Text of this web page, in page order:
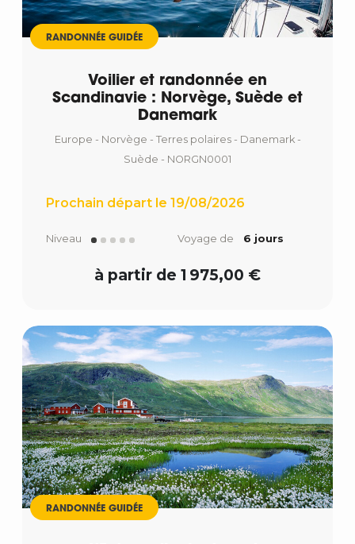
RANDONNÉE GUIDÉE
Voilier et randonnée en
Scandinavie : Norvège, Suède et
Danemark
Europe - Norvège - Terres polaires - Danemark -
Suède - NORGN0001
Prochain départ le 19/08/2026
Niveau Voyage de 6 jours
à partir de 1 975,00 €
RANDONNÉE GUIDÉE